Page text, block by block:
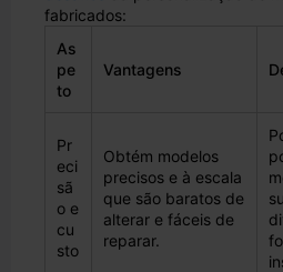
fabricados:
As
pe
to
Vantagens
Pr
eci
sã
o e
cu
sto
Obtém modelos
precisos e à escala
que são baratos de
alterar e fáceis de
reparar.